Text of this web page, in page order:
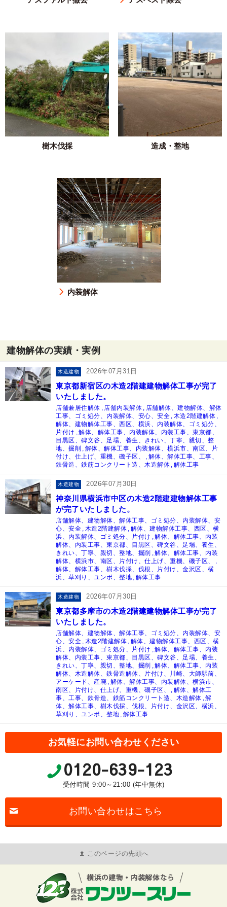
樹木伐採 造成・整地
内装解体
建物解体の実績・実例
木造建物 2026年07月31日
東京都新宿区の木造2階建建物解体工事が完了
いたしました。
店舗兼居住解体 店舗内装解体
店舗解体、建物解体、解体
工事、ゴミ処分、内装解体、安心、安全 木造2階建解体
解体、建物解体工事、西区、横浜、内装解体、ゴミ処分、
片付け
解体、解体工事、内装解体、内装工事、東京都、
目黒区、碑文谷、足場、養生、きれい、丁寧、親切、整
地、掘削
解体、解体工事、内装解体、横浜市、南区、片
付け、仕上げ、重機、磯子区、
解体、解体工事、工事、
鉄骨造、鉄筋コンクリート造、木造解体 解体工事
木造建物 2026年07月30日
神奈川県横浜市中区の木造2階建建物解体工事
が完了いたしました。
店舗解体、建物解体、解体工事、ゴミ処分、内装解体、安
心、安全 木造2階建解体 解体、建物解体工事、西区、横
浜、内装解体、ゴミ処分、片付け
解体、解体工事、内装
解体、内装工事、東京都、目黒区、碑文谷、足場、養生、
きれい、丁寧、親切、整地、掘削
解体、解体工事、内装
解体、横浜市、南区、片付け、仕上げ、重機、磯子区、
解体、解体工事、樹木伐採、伐根、片付け、金沢区、横
浜、草刈り、ユンボ、整地 解体工事
木造建物 2026年07月30日
東京都多摩市の木造2階建建物解体工事が完了
いたしました。
店舗解体、建物解体、解体工事、ゴミ処分、内装解体、安
心、安全 木造2階建解体 解体、建物解体工事、西区、横
浜、内装解体、ゴミ処分、片付け
解体、解体工事、内装
解体、内装工事、東京都、目黒区、碑文谷、足場、養生、
きれい、丁寧、親切、整地、掘削
解体、解体工事、内装
解体、木造解体、鉄骨造解体、片付け、川崎、大師駅前、
アーケード、産廃 解体、解体工事、内装解体、横浜市、
南区、片付け、仕上げ、重機、磯子区、
解体、解体工
事、工事、鉄骨造、鉄筋コンクリート造、木造解体 解
体、解体工事、樹木伐採、伐根、片付け、金沢区、横浜、
草刈り、ユンボ、整地 解体工事
お気軽にお問い合わせください
0120-639-123
受付時間 9:00～21:00 (年中無休)
お問い合わせはこちら
このページの先頭へ